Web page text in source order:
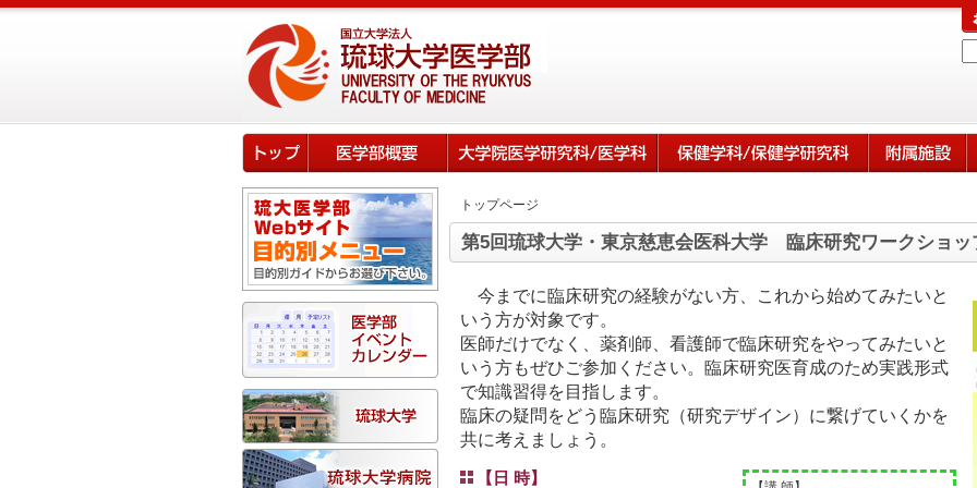
トップページ
第5回琉球大学・東京慈恵会医科大学 臨床研究ワークショッ
今までに臨床研究の経験がない方、これから始めてみたいと
いう方が対象です。
医師だけでなく、薬剤師、看護師で臨床研究をやってみたいと
いう方もぜひご参加ください。臨床研究医育成のため実践形式
で知識習得を目指します。
臨床の疑問をどう臨床研究（研究デザイン）に繋げていくかを
共に考えましょう。
【日 時】